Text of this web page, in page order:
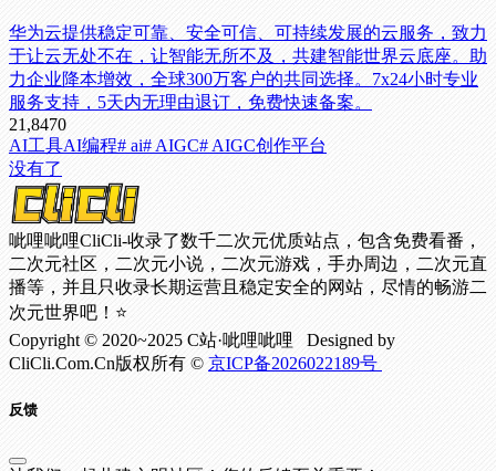
华为云提供稳定可靠、安全可信、可持续发展的云服务，致力
于让云无处不在，让智能无所不及，共建智能世界云底座。助
力企业降本增效，全球300万客户的共同选择。7x24小时专业
服务支持，5天内无理由退订，免费快速备案。
21,8470
AI工具AI编程# ai# AIGC# AIGC创作平台
没有了
呲哩呲哩CliCli-收录了数千二次元优质站点，包含免费看番，
二次元社区，二次元小说，二次元游戏，手办周边，二次元直
播等，并且只收录长期运营且稳定安全的网站，尽情的畅游二
次元世界吧！⭐
Copyright © 2020~2025 C站·呲哩呲哩 Designed by
CliCli.Com.Cn版权所有 © 京ICP备2026022189号
反馈